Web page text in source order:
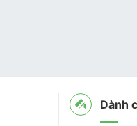
Dành